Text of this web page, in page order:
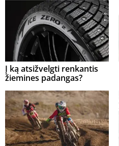
Į ką atsižvelgti renkantis
žiemines padangas?